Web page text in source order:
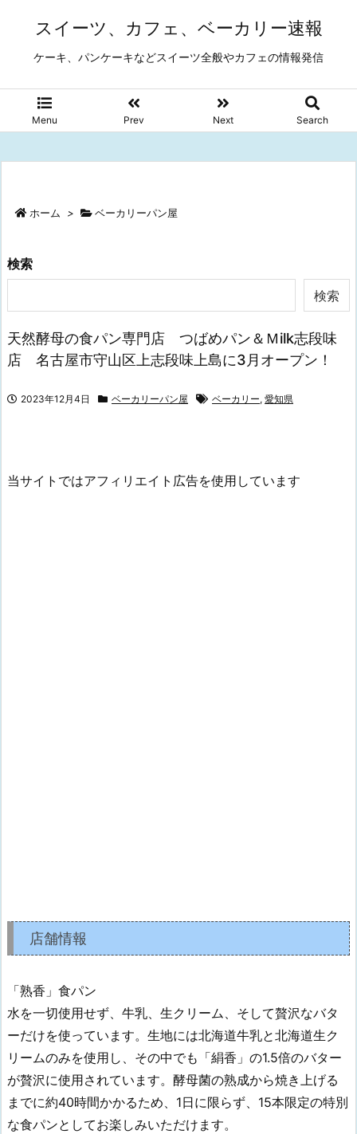
スイーツ、カフェ、ベーカリー速報
ケーキ、パンケーキなどスイーツ全般やカフェの情報発信
Menu Prev Next Search
ホーム > ベーカリーパン屋
検索
検索
天然酵母の食パン専門店 つばめパン＆Ｍilk志段味
店 名古屋市守山区上志段味上島に3月オープン！
2023年12月4日 ベーカリーパン屋 ベーカリー, 愛知県
当サイトではアフィリエイト広告を使用しています
店舗情報
「熟香」食パン
水を一切使用せず、牛乳、生クリーム、そして贅沢なバタ
ーだけを使っています。生地には北海道牛乳と北海道生ク
リームのみを使用し、その中でも「絹香」の1.5倍のバター
が贅沢に使用されています。酵母菌の熟成から焼き上げる
までに約40時間かかるため、1日に限らず、15本限定の特別
な食パンとしてお楽しみいただけます。